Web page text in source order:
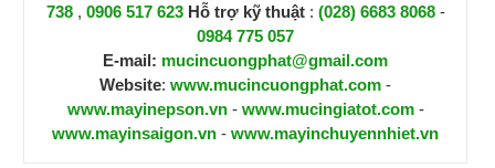
738, 0906 517 623 Hỗ trợ kỹ thuật : (028) 6683 8068-
0984 775 057
E-mail: mucincuongphat@gmail.com
Website: www.mucincuongphat.com -
www.mayinepson.vn- www.mucingiatot.com-
www.mayinsaigon.vn - www.mayinchuyennhiet.vn